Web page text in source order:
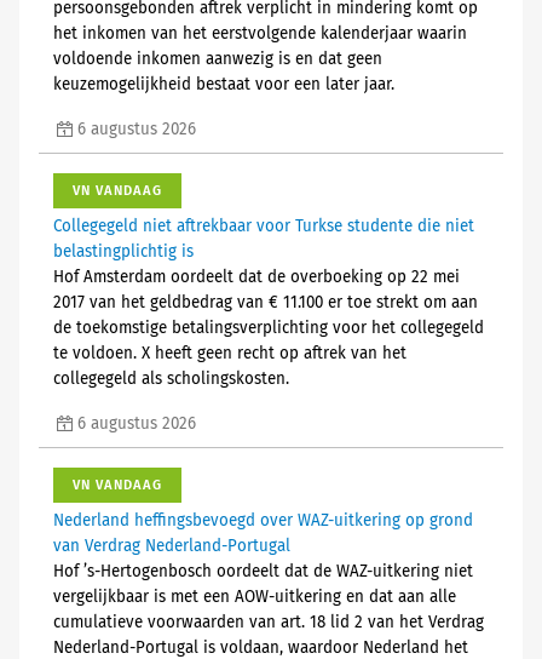
persoonsgebonden aftrek verplicht in mindering komt op
het inkomen van het eerstvolgende kalenderjaar waarin
voldoende inkomen aanwezig is en dat geen
keuzemogelijkheid bestaat voor een later jaar.
6 augustus 2026
VN VANDAAG
Collegegeld niet aftrekbaar voor Turkse studente die niet
belastingplichtig is
Hof Amsterdam oordeelt dat de overboeking op 22 mei
2017 van het geldbedrag van € 11.100 er toe strekt om aan
de toekomstige betalingsverplichting voor het collegegeld
te voldoen. X heeft geen recht op aftrek van het
collegegeld als scholingskosten.
6 augustus 2026
VN VANDAAG
Nederland heffingsbevoegd over WAZ-uitkering op grond
van Verdrag Nederland-Portugal
Hof ’s-Hertogenbosch oordeelt dat de WAZ-uitkering niet
vergelijkbaar is met een AOW-uitkering en dat aan alle
cumulatieve voorwaarden van art. 18 lid 2 van het Verdrag
Nederland-Portugal is voldaan, waardoor Nederland het